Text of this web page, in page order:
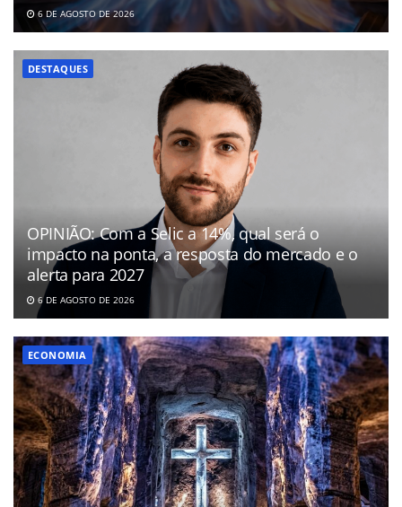
6 DE AGOSTO DE 2026
DESTAQUES
OPINIÃO: Com a Selic a 14%, qual será o
impacto na ponta, a resposta do mercado e o
alerta para 2027
6 DE AGOSTO DE 2026
ECONOMIA